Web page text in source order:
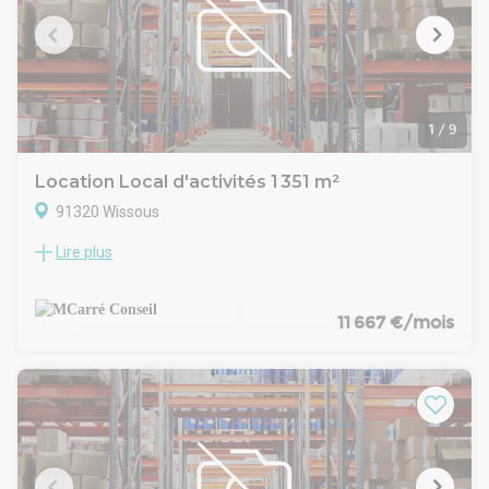
Site Clos
fibre optique
Pour plus d'information, n'hésitez pas à nous contacter au 01
80 86 50 50
1 / 9
Location Local d'activités 1 351 m²
91320 Wissous
A proximité de l'autoroute A10 et de la Nationale 20, au sein
location une cellule de 1 351 m² à usage d'entrepôt avec
bureaux d'accompagnement avec 2 portes à quai.
Fibre optique
Programme de rénovation énergétique engagé sur le parc
jusqu'en 2026
Surface RDC : 1200 m²
Haut. libre min. ss poutre : 7,4 m
Lire plus
11 667 €/mois